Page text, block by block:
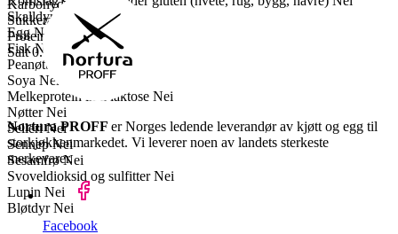
Karbohydrater
Sukkerarter
0 g
Proteiner
20 g
Salt 0.1 g
Skalldyr
Nei
Egg Nei
Fisk Nei
Peanøtter
Nei
Soya Nei
Melkeprotein inkl laktose Nei
Nøtter Nei
Selleri Nei
Sennep Nei
Sesamfrø Nei
Svoveldioksid og sulfitter Nei
Lupin Nei
Bløtdyr Nei
Nortura PROFF er Norges ledende leverandør av kjøtt og egg til
storkjøkkenmarkedet. Vi leverer noen av landets sterkeste
merkevarer.
Facebook